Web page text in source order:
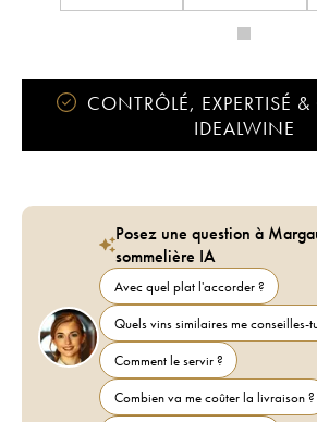
CONTRÔLÉ, EXPERTISÉ &
IDEALWINE
Posez une question à
sommelière IA
Avec quel plat l'accorder ?
Quels vins similaires me conseilles-
Comment le servir ?
Combien va me coûter la livraison ?